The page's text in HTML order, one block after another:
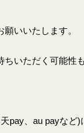
いいたします。
いただく可能性
pay、au payなど)